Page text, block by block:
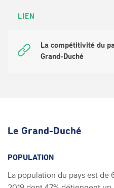
LIEN
La compétitivité du
Grand-Duché
Le Grand-Duché
POPULATION
La population du pays est de